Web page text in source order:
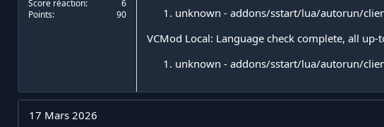
Score réaction
6
Points
90
unknown - addons/sstart/lua/autorun/
VCMod Local: Language check complete, all
unknown - addons/sstart/lua/autorun/
17 Mars 2026